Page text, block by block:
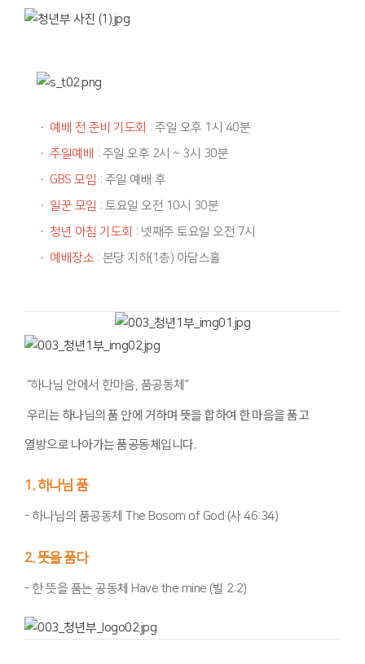
· 예배 전 준비 기도회 : 주일 오후 1시 40분
· 주일예배 : 주일 오후 2시 ~ 3시 30분
· GBS 모임 : 주일 예배 후
· 일꾼 모임 : 토요일 오전 10시 30분
· 청년 아침 기도회 : 넷째주 토요일 오전 7시
· 예배장소 : 본당 지하(1층) 아담스홀
“하나님 안에서 한마음, 품공동체”
우리는 하나님의 품 안에 거하며 뜻을 합하여 한 마음을 품고
열방으로 나아가는 품공동체입니다.
1. 하나님 품
- 하나님의 품공동체 The Bosom of God (사 46:34)
2. 뜻을 품다
- 한 뜻을 품는 공동체 Have the mine (빌 2:2)